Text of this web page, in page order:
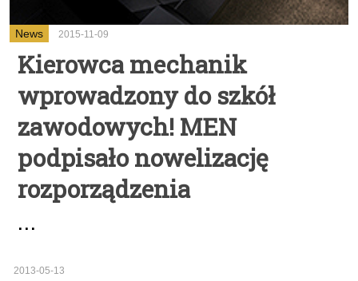
News 2015-11-09
Kierowca mechanik
wprowadzony do szkół
zawodowych! MEN
podpisało nowelizację
rozporządzenia
...
2013-05-13